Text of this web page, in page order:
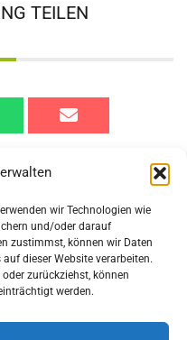
wir Technologien wie
und/oder darauf
zustimmst, können wir Daten
dieser Website verarbeiten.
zurückziehst, können
werden.
TEILEN
Nächste
Veranstaltung